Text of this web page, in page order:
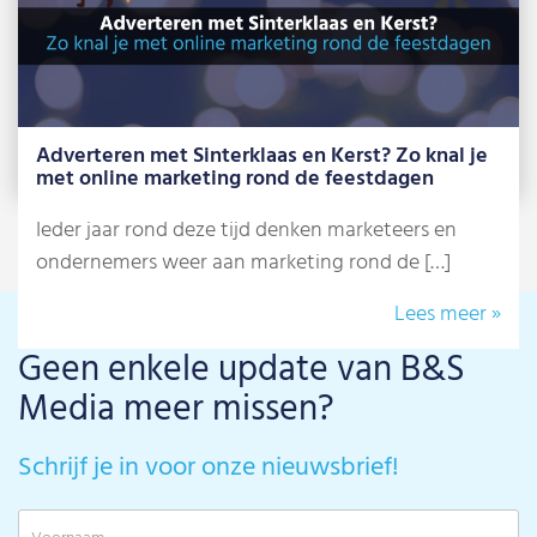
Adverteren met Sinterklaas en Kerst? Zo knal je
met online marketing rond de feestdagen
Ieder jaar rond deze tijd denken marketeers en
ondernemers weer aan marketing rond de […]
Lees meer »
Geen enkele update van B&S
Media meer missen?
Schrijf je in voor onze nieuwsbrief!